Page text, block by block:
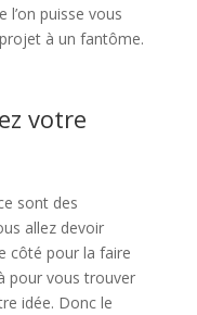
l’on puisse vous
à un fantôme.
votre
sont des
allez devoir
côté pour la faire
pour vous trouver
idée. Donc le